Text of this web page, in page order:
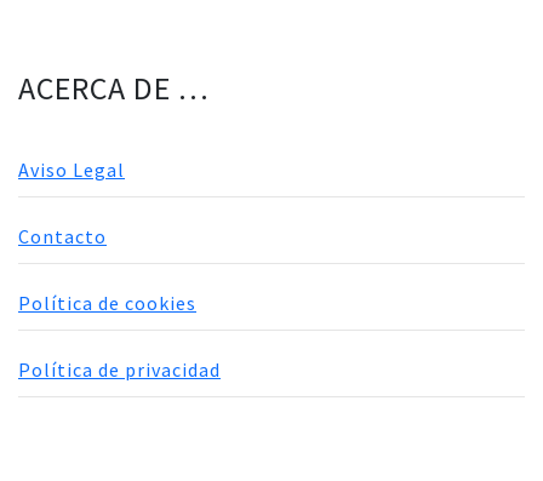
ACERCA DE …
Aviso Legal
Contacto
Política de cookies
Política de privacidad